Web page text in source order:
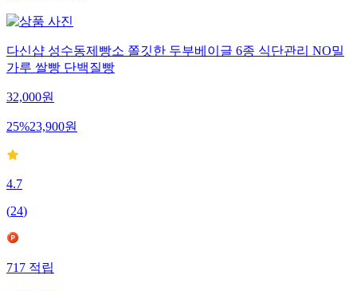
다신샵 성수동제빵소 쫄깃한 두부베이글 6종 식단관리 NO밀
가루 쌀빵 단백질빵
32,000원
25%23,900원
4.7
(24)
717 적립